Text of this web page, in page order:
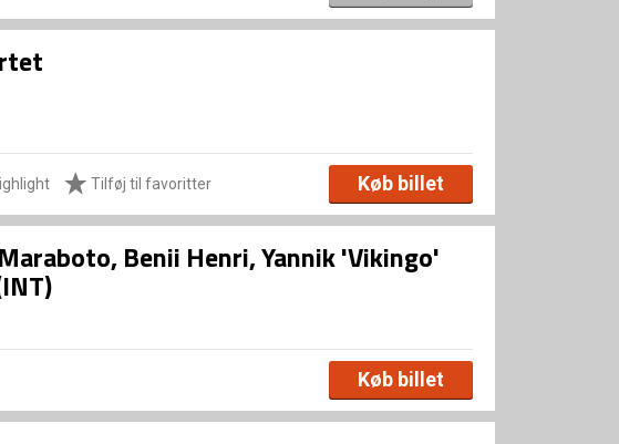
Tilføj til favoritter Køb billet
Benii Henri, Yannik 'Vikingo'
Køb billet